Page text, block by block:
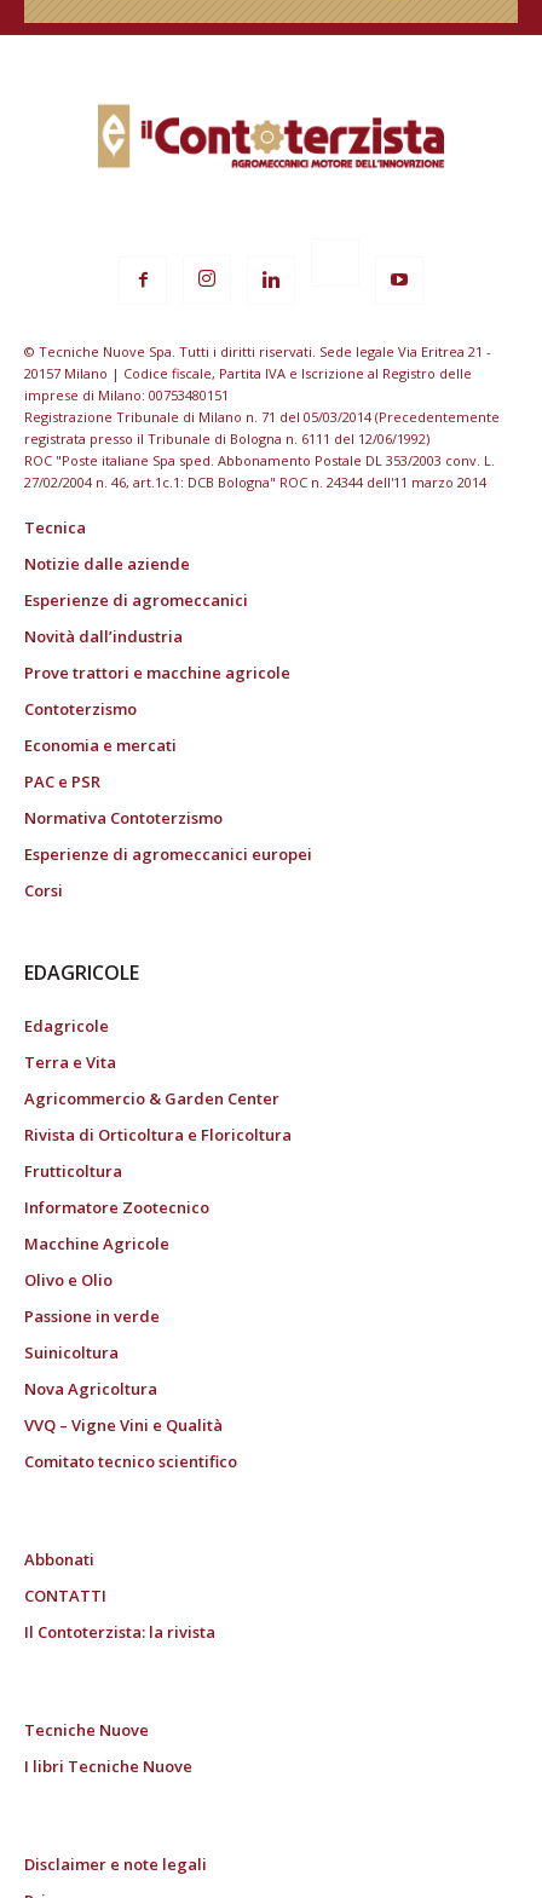
© Tecniche Nuove Spa. Tutti i diritti riservati. Sede legale Via Eritrea 21 -
20157 Milano | Codice fiscale, Partita IVA e Iscrizione al Registro delle
imprese di Milano: 00753480151
Registrazione Tribunale di Milano n. 71 del 05/03/2014 (Precedentemente
registrata presso il Tribunale di Bologna n. 6111 del 12/06/1992)
ROC "Poste italiane Spa sped. Abbonamento Postale DL 353/2003 conv. L.
27/02/2004 n. 46, art.1c.1: DCB Bologna" ROC n. 24344 dell'11 marzo 2014
Tecnica
Notizie dalle aziende
Esperienze di agromeccanici
Novità dall’industria
Prove trattori e macchine agricole
Contoterzismo
Economia e mercati
PAC e PSR
Normativa Contoterzismo
Esperienze di agromeccanici europei
Corsi
EDAGRICOLE
Edagricole
Terra e Vita
Agricommercio & Garden Center
Rivista di Orticoltura e Floricoltura
Frutticoltura
Informatore Zootecnico
Macchine Agricole
Olivo e Olio
Passione in verde
Suinicoltura
Nova Agricoltura
VVQ – Vigne Vini e Qualità
Comitato tecnico scientifico
Abbonati
CONTATTI
Il Contoterzista: la rivista
Tecniche Nuove
I libri Tecniche Nuove
Disclaimer e note legali